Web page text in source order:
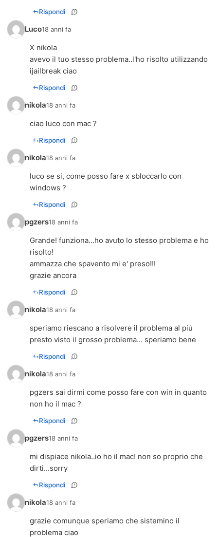
Rispondi
Luco18 anni fa
X nikola
avevo il tuo stesso problema..l'ho risolto utilizzando
ijailbreak ciao
Rispondi
nikola18 anni fa
ciao luco con mac ?
Rispondi
nikola18 anni fa
luco se si, come posso fare x sbloccarlo con
windows ?
Rispondi
pgzers18 anni fa
Grande! funziona...ho avuto lo stesso problema e ho
risolto!
ammazza che spavento mi e' preso!!!
grazie ancora
Rispondi
nikola18 anni fa
speriamo riescano a risolvere il problema al più
presto visto il grosso problema... speriamo bene
Rispondi
nikola18 anni fa
pgzers sai dirmi come posso fare con win in quanto
non ho il mac ?
Rispondi
pgzers18 anni fa
mi dispiace nikola..io ho il mac! non so proprio che
dirti...sorry
Rispondi
nikola18 anni fa
grazie comunque speriamo che sistemino il
problema ciao